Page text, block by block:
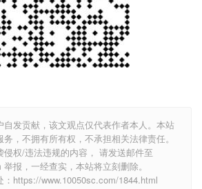
发贡献，该文观点仅代表作者本人。本站
，不拥有所有权，不承担相关法律责任。
权/违法违规的内容， 请发送邮件至
报，一经查实，本站将立刻删除。
：https://www.10050sc.com/1844.html